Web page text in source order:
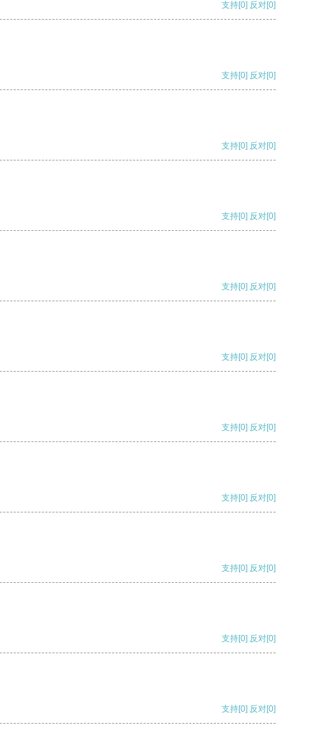
支持[0] 反对[0]
支持[0] 反对[0]
支持[0] 反对[0]
支持[0] 反对[0]
支持[0] 反对[0]
支持[0] 反对[0]
支持[0] 反对[0]
支持[0] 反对[0]
支持[0] 反对[0]
支持[0] 反对[0]
支持[0] 反对[0]